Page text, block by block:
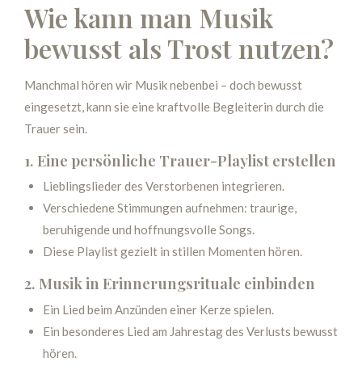
Wie kann man Musik
bewusst als Trost nutzen?
Manchmal hören wir Musik nebenbei – doch bewusst
eingesetzt, kann sie eine kraftvolle Begleiterin durch die
Trauer sein.
1. Eine persönliche Trauer-Playlist erstellen
Lieblingslieder des Verstorbenen integrieren.
Verschiedene Stimmungen aufnehmen: traurige,
beruhigende und hoffnungsvolle Songs.
Diese Playlist gezielt in stillen Momenten hören.
2. Musik in Erinnerungsrituale einbinden
Ein Lied beim Anzünden einer Kerze spielen.
Ein besonderes Lied am Jahrestag des Verlusts bewusst
hören.